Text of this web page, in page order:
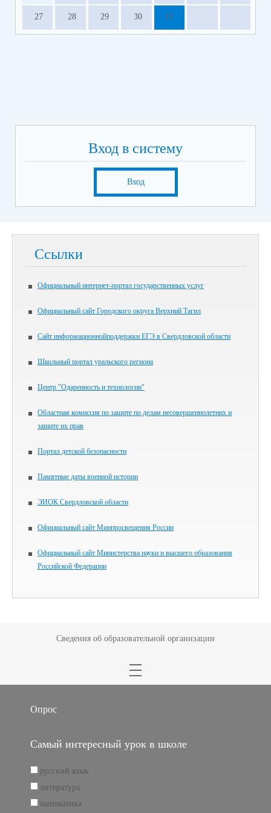
27 28 29 30 31
Вход в систему
Вход
Ссылки
Официальный интернет-портал государственных услуг
Официальный сайт Городского округа Верхний Тагил
Сайт информационнойподдержки ЕГЭ в Свердловской области
Школьный портал уральского региона
Центр "Одаренность и технологии"
Областная комиссия по защите по делам несовершеннолетних и
защите их прав
Портал детской безопасности
Памятные даты военной истории
ЭИОК Свердловской области
Официальный сайт Минпросвещения России
Официальный сайт Министерства науки и высшего образования
Российской Федерации
Сведения об образовательной организации
Опрос
Самый интересный урок в школе
русский язык
литература
математика